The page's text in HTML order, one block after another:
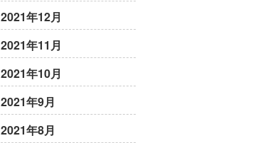
2021年12月
2021年11月
2021年10月
2021年9月
2021年8月